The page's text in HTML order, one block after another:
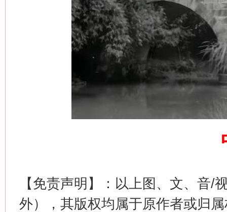
【免责声明】：以上图、文、音/
外），其版权均属于原作者或归
网上购药对药下症？